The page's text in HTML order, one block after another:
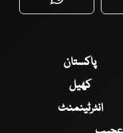
WhatsApp
پاکستان
کھیل
انٹرٹینمنٹ